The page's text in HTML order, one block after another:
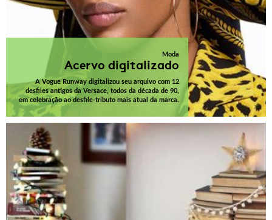
Moda
Acervo digitalizado
A Vogue Runway digitalizou seu arquivo com 12
desfiles antigos da Versace, todos da década de 90,
em celebração ao desfile-tributo mais atual da marca.